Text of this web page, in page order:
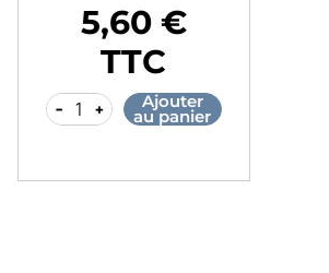
5,60 €
TTC
- + Ajouter
au panier